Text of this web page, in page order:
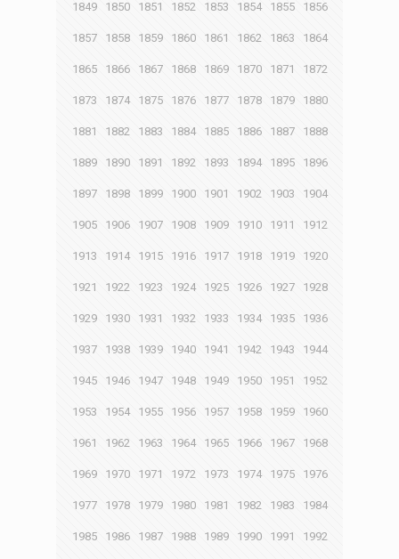
1849 1850 1851 1852 1853 1854 1855 1856
1857 1858 1859 1860 1861 1862 1863 1864
1865 1866 1867 1868 1869 1870 1871 1872
1873 1874 1875 1876 1877 1878 1879 1880
1881 1882 1883 1884 1885 1886 1887 1888
1889 1890 1891 1892 1893 1894 1895 1896
1897 1898 1899 1900 1901 1902 1903 1904
1905 1906 1907 1908 1909 1910 1911 1912
1913 1914 1915 1916 1917 1918 1919 1920
1921 1922 1923 1924 1925 1926 1927 1928
1929 1930 1931 1932 1933 1934 1935 1936
1937 1938 1939 1940 1941 1942 1943 1944
1945 1946 1947 1948 1949 1950 1951 1952
1953 1954 1955 1956 1957 1958 1959 1960
1961 1962 1963 1964 1965 1966 1967 1968
1969 1970 1971 1972 1973 1974 1975 1976
1977 1978 1979 1980 1981 1982 1983 1984
1985 1986 1987 1988 1989 1990 1991 1992